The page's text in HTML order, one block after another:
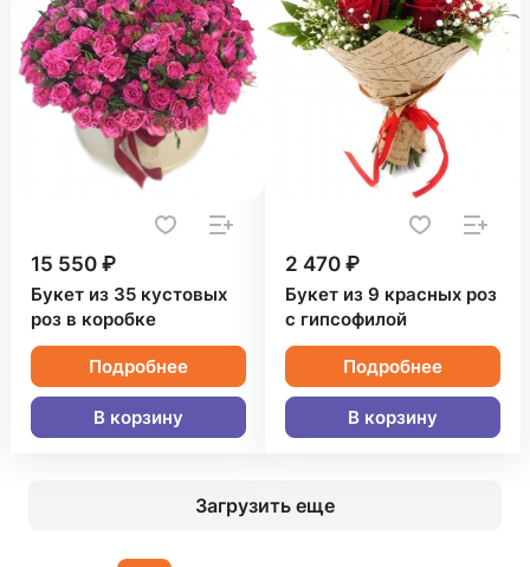
15 550 ₽
Букет из 35 кустовых
роз в коробке
Подробнее
В корзину
2 470 ₽
Букет из 9 красных роз
с гипсофилой
Подробнее
В корзину
Загрузить еще